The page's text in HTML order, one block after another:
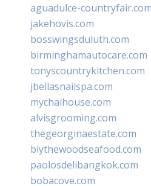
aguadulce-countryfair.com
jakehovis.com
bosswingsduluth.com
birminghamautocare.com
tonyscountrykitchen.com
jbellasnailspa.com
mychaihouse.com
alvisgrooming.com
thegeorginaestate.com
blythewoodseafood.com
paolosdelibangkok.com
bobacove.com